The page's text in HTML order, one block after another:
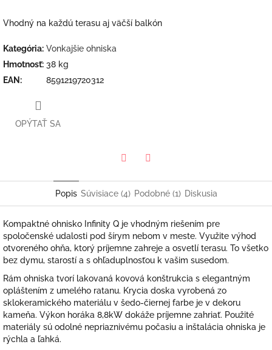
Vhodný na každú terasu aj väčší balkón
Kategória: Vonkajšie ohniska
Hmotnosť: 38 kg
EAN : 8591219720312
OPÝTAŤ SA
Popis Súvisiace (4) Podobné (1) Diskusia
Kompaktné ohnisko Infinity Q je vhodným riešením pre
spoločenské udalosti pod šírym nebom v meste. Využite výhod
otvoreného ohňa, ktorý príjemne zahreje a osvetlí terasu. To všetko
bez dymu, starostí a s ohľaduplnosťou k vašim susedom.
Rám ohniska tvorí lakovaná kovová konštrukcia s elegantným
opláštením z umelého ratanu. Krycia doska vyrobená zo
sklokeramického materiálu v šedo-čiernej farbe je v dekoru
kameňa. Výkon horáka 8,8kW dokáže príjemne zahriať. Použité
materiály sú odolné nepriaznivému počasiu a inštalácia ohniska je
rýchla a ľahká.